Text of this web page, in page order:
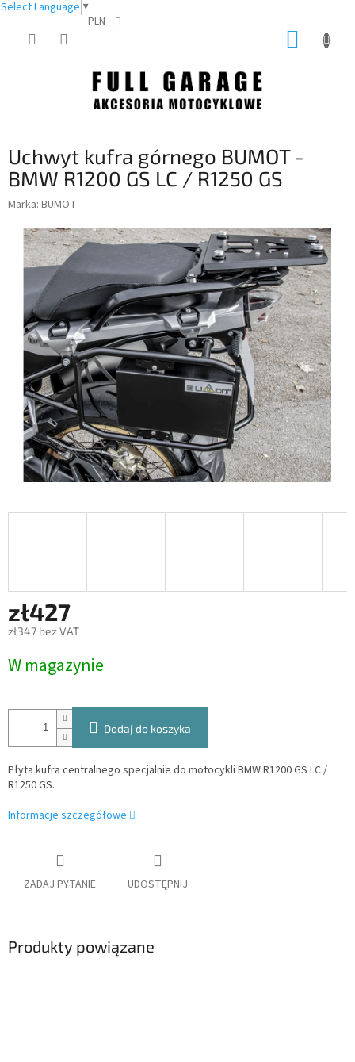
Select Language ▼
PLN
Uchwyt kufra górnego BUMOT -
BMW R1200 GS LC / R1250 GS
Marka: BUMOT
zł427
zł347 bez VAT
jednostkowa:
W magazynie
Dodaj do koszyka
Płyta kufra centralnego specjalnie do motocykli BMW R1200 GS LC /
R1250 GS.
Informacje szczegółowe
ZADAJ PYTANIE UDOSTĘPNIJ
Produkty powiązane